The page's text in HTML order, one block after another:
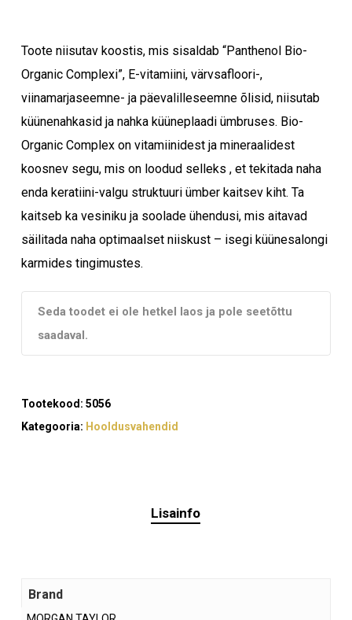
Toote niisutav koostis, mis sisaldab “Panthenol Bio-
Organic Complexi”, E-vitamiini, värvsafloori-,
viinamarjaseemne- ja päevalilleseemne õlisid, niisutab
küünenahkasid ja nahka küüneplaadi ümbruses. Bio-
Organic Complex on vitamiinidest ja mineraalidest
koosnev segu, mis on loodud selleks , et tekitada naha
enda keratiini-valgu struktuuri ümber kaitsev kiht. Ta
kaitseb ka vesiniku ja soolade ühendusi, mis aitavad
säilitada naha optimaalset niiskust – isegi küünesalongi
karmides tingimustes.
Seda toodet ei ole hetkel laos ja pole seetõttu
saadaval.
Tootekood: 5056
Kategooria: Hooldusvahendid
Lisainfo
Brand